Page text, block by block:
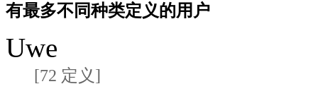
有最多不同种类定义的用户
Uwe
[72 定义]